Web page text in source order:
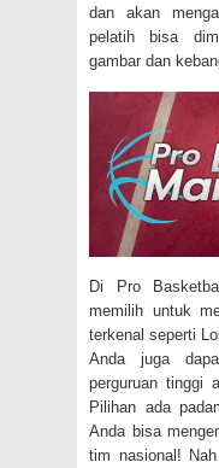
dan akan
pelatih bisa
gambar dan
Di Pro
memilih untuk
terkenal seperti
Anda juga
perguruan tinggi
Pilihan ada
Anda bisa
tim nasional!